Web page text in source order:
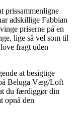
prissammenligne
adskillige Fabbian
priserne på en
lige så vel som til
fragt uden
at besigtige
Beluga Væg/Loft
du færdiggør din
opnå den